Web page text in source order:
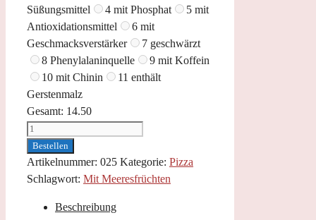
Süßungsmittel
4 mit Phosphat
5 mit
Antioxidationsmittel
6 mit
Geschmacksverstärker
7 geschwärzt
8 Phenylalaninquelle
9 mit Koffein
10 mit Chinin
11 enthält
Gerstenmalz
Gesamt: 14.50
Pizza
Frutti
di
Mare
Bestellen
Artikelnummer: 025 Kategorie: Pizza
Schlagwort: Mit Meeresfrüchten
Beschreibung